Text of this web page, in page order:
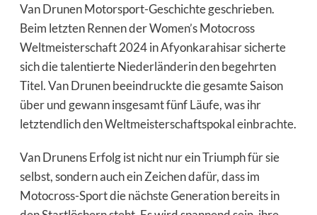
Van Drunen Motorsport-Geschichte geschrieben.
Beim letzten Rennen der Women’s Motocross
Weltmeisterschaft 2024 in Afyonkarahisar sicherte
sich die talentierte Niederländerin den begehrten
Titel. Van Drunen beeindruckte die gesamte Saison
über und gewann insgesamt fünf Läufe, was ihr
letztendlich den Weltmeisterschaftspokal einbrachte.
Van Drunens Erfolg ist nicht nur ein Triumph für sie
selbst, sondern auch ein Zeichen dafür, dass im
Motocross-Sport die nächste Generation bereits in